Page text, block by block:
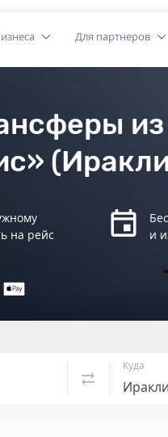
Для партнеров
на рейс
и
Куда